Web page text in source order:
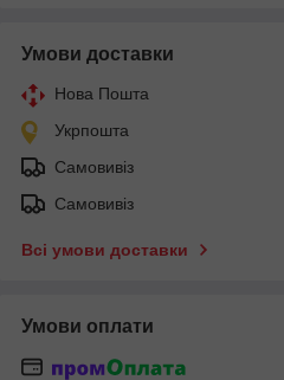
Умови доставки
Нова Пошта
Укрпошта
Самовивіз
Самовивіз
Всі умови доставки
Умови оплати